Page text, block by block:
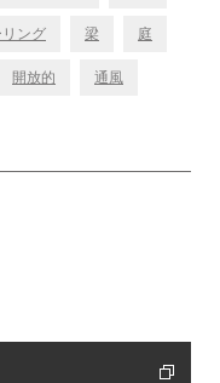
ング 梁 庭
開放的 通風